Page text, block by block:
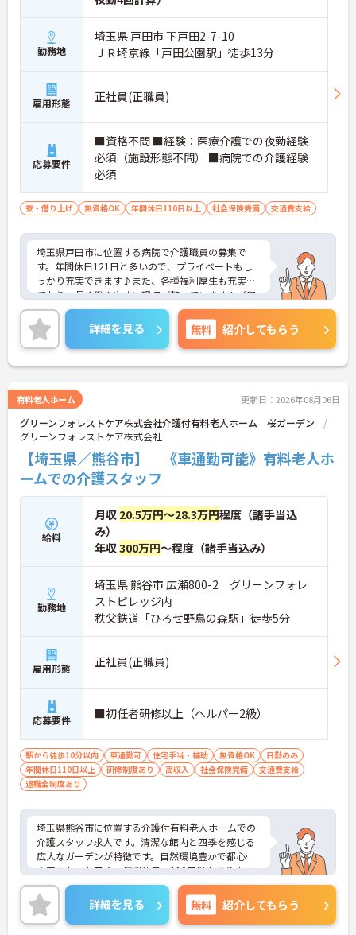
勤務地
埼玉県 戸田市 下戸田2-7-10
ＪＲ埼京線「戸田公園駅」徒歩13分
雇用形態 正社員(正職員)
応募要件
■資格不問 ■経験：医療介護での夜勤経験
必須（施設形態不問） ■病院での介護経験
必須
寮・借り上げ 無資格OK 年間休日110日以上 社会保険完備 交通費支給
埼玉県戸田市に位置する病院で介護職員の募集で
す。年間休日121日と多いので、プライベートもし
っかり充実できます♪また、各種福利厚生も充実し
ており、長く働きやすい環境が整っています！ご興
味のある方はご面接のポイントお伝えしますのでご
気軽にお問い合わせください。
詳細を見る 無料 紹介してもらう
有料老人ホーム 更新日：2026年08月06日
グリーンフォレストケア株式会社介護付有料老人ホーム 桜ガーデン
グリーンフォレストケア株式会社
【埼玉県／熊谷市】 《車通勤可能》有料老人ホ
ームでの介護スタッフ
給料
月収 20.5万円～28.3万円程度（諸手当込
み）
年収300万円～程度（諸手当込み）
勤務地
埼玉県 熊谷市 広瀬800-2 グリーンフォレ
ストビレッジ内
秩父鉄道「ひろせ野鳥の森駅」徒歩5分
雇用形態 正社員(正職員)
応募要件 ■初任者研修以上（ヘルパー2級）
駅から徒歩10分以内 車通勤可 住宅手当・補助 無資格OK
日勤のみ
年間休日110日以上
研修制度あり 高収入 社会保険完備
交通費支給
退職金制度あり
埼玉県熊谷市に位置する介護付有料老人ホームでの
介護スタッフ求人です。清潔な館内と四季を感じる
広大なガーデンが特徴です。自然環境豊かで都心へ
のアクセスも良く、年間休日も110日以上あります
ので、ライフ・ワーク・バランスを大切にしたい方
にもおすすめです。ご興味のある方は面接対策ポイ
ントなどお話致しますのでお気軽にお問い合わせく
ださい。
詳細を見る 無料 紹介してもらう